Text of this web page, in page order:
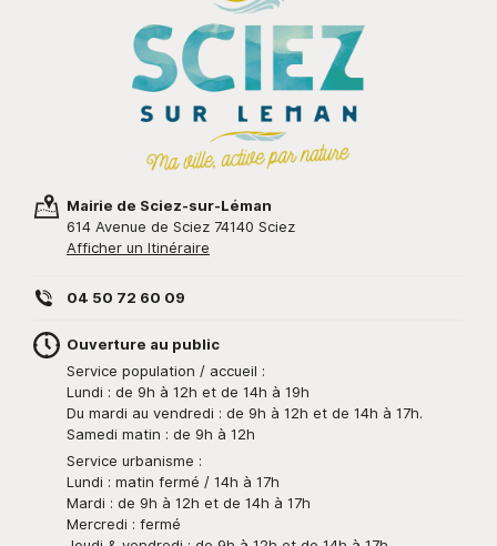
Mairie de Sciez-sur-Léman
614 Avenue de Sciez 74140 Sciez
Afficher un Itinéraire
04 50 72 60 09
Ouverture au public
Service population / accueil :
Lundi : de 9h à 12h et de 14h à 19h
Du mardi au vendredi : de 9h à 12h et de 14h à 17h.
Samedi matin : de 9h à 12h
Service urbanisme :
Lundi : matin fermé / 14h à 17h
Mardi : de 9h à 12h et de 14h à 17h
Mercredi : fermé